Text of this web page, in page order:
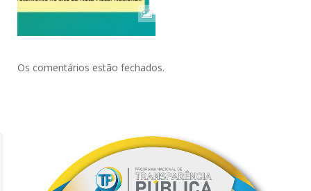
Os comentários estão fechados.